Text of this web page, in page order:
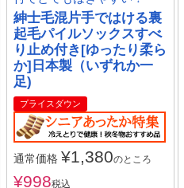
紳士毛混片手ではける裏
起毛パイルソックスすべ
り止め付き[ゆったり柔ら
か]日本製（いずれか一
足)
プライスダウン
通常価格 ¥1,380のところ
¥998税込